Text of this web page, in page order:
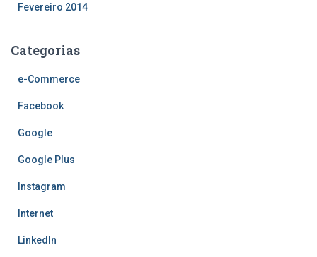
Fevereiro 2014
Categorias
e-Commerce
Facebook
Google
Google Plus
Instagram
Internet
LinkedIn